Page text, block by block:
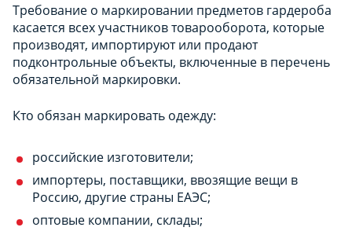
Требование о маркировании предметов гардероба
касается всех участников товарооборота, которые
производят, импортируют или продают
подконтрольные объекты, включенные в перечень
обязательной маркировки.
Кто обязан маркировать одежду:
российские изготовители;
импортеры, поставщики, ввозящие вещи в
Россию, другие страны ЕАЭС;
оптовые компании, склады;